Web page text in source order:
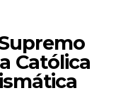
Católica